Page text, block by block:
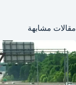
مقالات مشابهة